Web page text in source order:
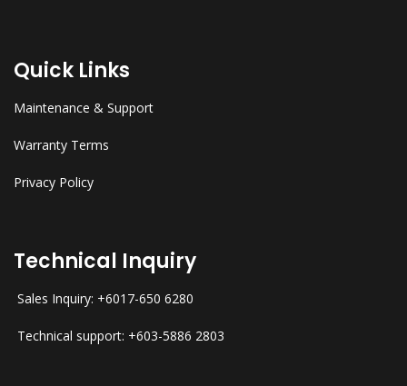
Quick Links
Maintenance & Support
Warranty Terms
Privacy Policy
Technical Inquiry
Sales Inquiry: +6017-650 6280
Technical support: +603-5886 2803